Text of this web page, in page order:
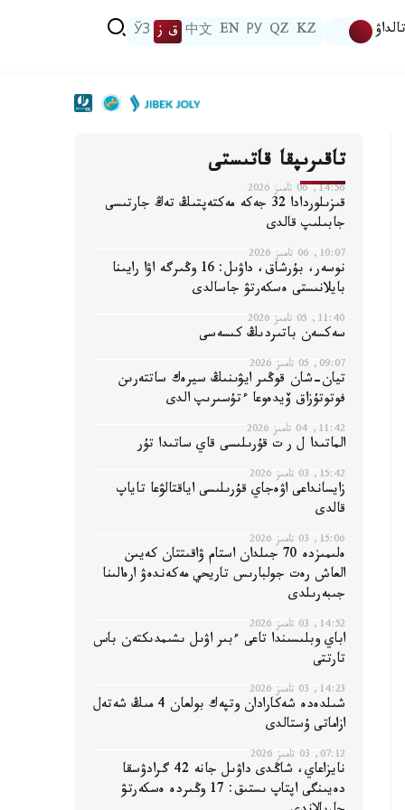
تالداۋ KZ
QZ
РУ
EN
中文 ق ز ЎЗ
تاقىرىپقا قاتىستى
14:56, 06 تامىز 2026
قىزىلوردادا 32 جەكە مەكتەپتىڭ تەڭ جارتىسى
جابىلىپ قالدى
10:07, 06 تامىز 2026
نوسەر، بۇرشاق، داۋىل: 16 وڭىرگە اۋا رايىنا
بايلانىستى ەسكەرتۋ جاسالدى
11:40, 05 تامىز 2026
سەكسەن باتىردىڭ كىسەسى
09:07, 05 تامىز 2026
تيان-شان قوڭىر ايۋىنىڭ سيرەك ساتتەرىن
فوتوتۇزاق ۆيدەوعا ءتۇسىرىپ الدى
11:42, 04 تامىز 2026
الماتىدا ل ر ت قۇرىلىسى قاي ساتىدا تۇر
15:42, 03 تامىز 2026
زايسانداعى اۋەجاي قۇرىلىسى اياقتالۋعا تاياپ
قالدى
15:06, 03 تامىز 2026
ەلىمىزدە 70 جىلدان استام ۋاقىتتان كەيىن
العاش رەت جولبارىس تاريحي مەكەندەۋ ارەالىنا
جىبەرىلدى
14:52, 03 تامىز 2026
اباي وبلىسىندا تاعى ءبىر اۋىل ىشىمدىكتەن باس
تارتتى
14:23, 03 تامىز 2026
شىلدەدە شەكارادان وتپەك بولعان 4 مىڭ شەتەل
ازاماتى ۇستالدى
07:12, 03 تامىز 2026
نايزاعاي، شاڭدى داۋىل جانە 42 گرادۋسقا
دەيىنگى اپتاپ ىستىق: 17 وڭىردە ەسكەرتۋ